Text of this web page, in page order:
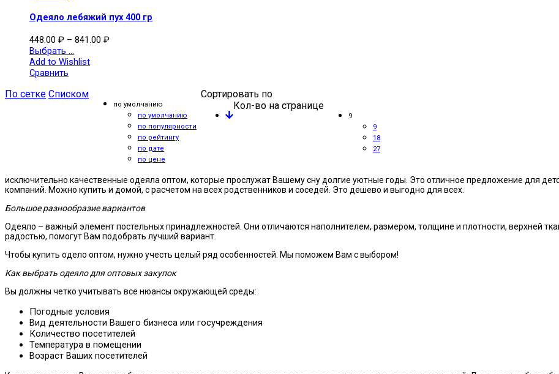
Одеяло лебяжий пух 400 гр
448.00 ₽ – 841.00 ₽
Выбрать ...
Add to Wishlist
Сравнить
По сетке Списком Сортировать по
по умолчанию
по умолчанию
по популярности
по рейтингу
по дате
по цене
Кол-во на странице
9
9
18
27
исключительно качественные одеяла оптом, которые прослужат Вашему сну долгие уютные годы. Это отличное предложение для
компаний. Можно купить и домой, с расчетом на всех родственников и соседей. Это дешево и выгодно для всех.
Большое разнообразие вариантов
Одеяло – важный элемент постельных принадлежностей. Они отличаются наполнителем, размером, толщине и плотности, верхней
радостью, помогут Вам подобрать лучший вариант.
Чтобы купить одело оптом, нужно учесть целый ряд особенностей. Мы поможем Вам с выбором!
Как выбрать одеяло для оптовых закупок
Вы должны четко учитывать все нюансы окружающей среды:
Погодные условия
Вид деятельности Вашего бизнеса или госучреждения
Количество посетителей
Температура в помещении
Возраст Ваших посетителей